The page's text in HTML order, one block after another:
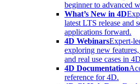
beginner to advanced
What’s New in 4D
latest LTS release and
applications forward.
4D WebinarsExpert-
exploring new
and real use cases in
4D Documentation
reference for 4D.